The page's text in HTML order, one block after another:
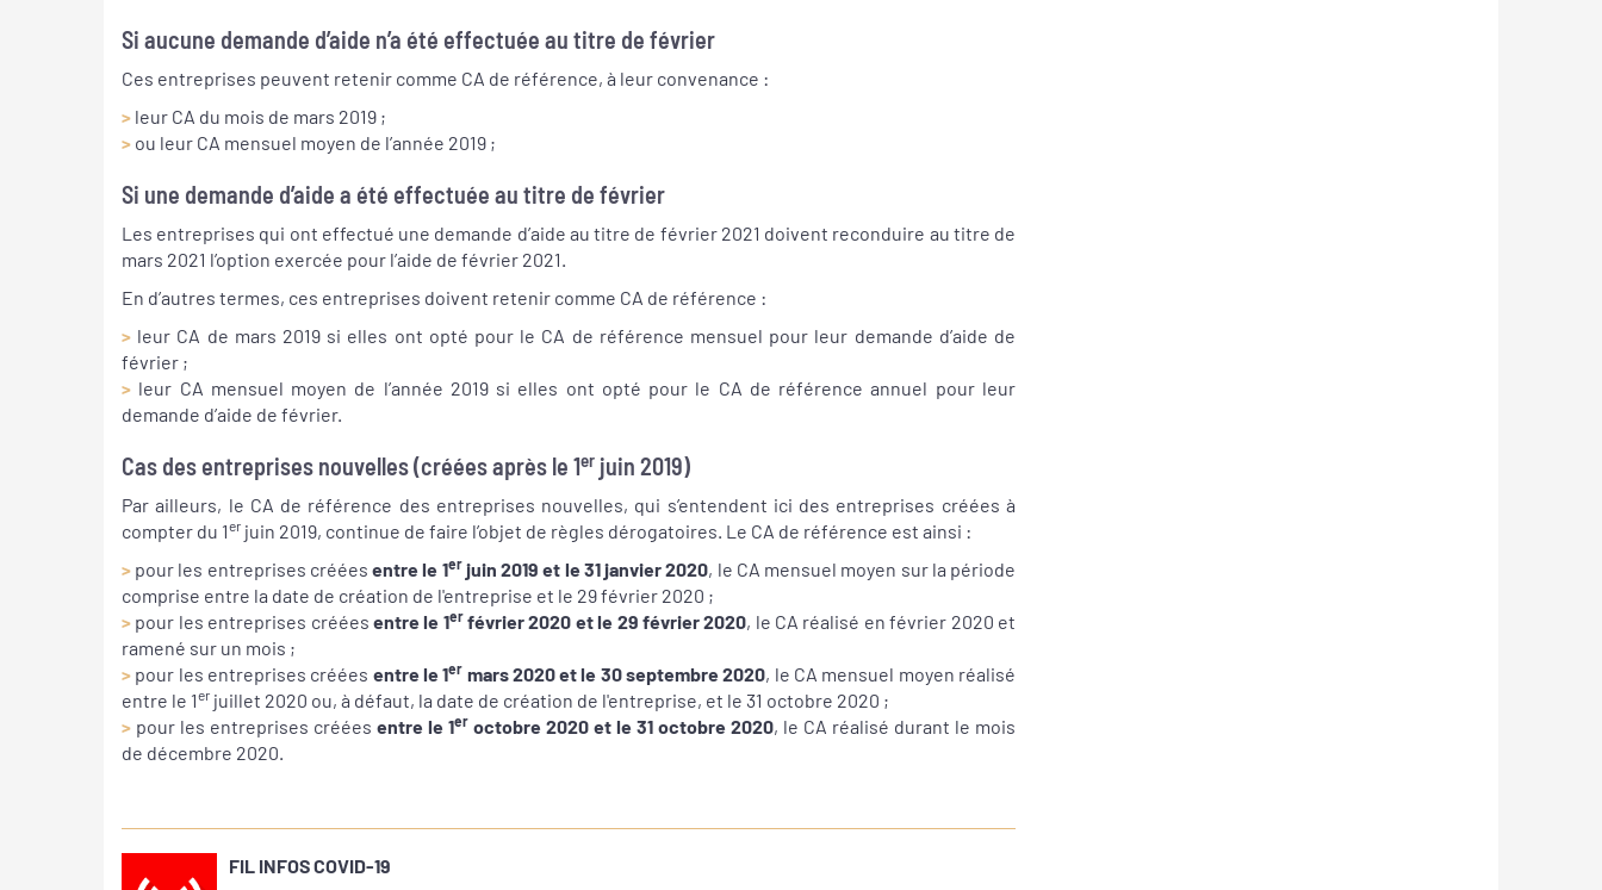
Si aucune demande d’aide n’a été effectuée au titre de février
Ces entreprises peuvent retenir comme CA de référence, à leur convenance :
> leur CA du mois de mars 2019 ;
> ou leur CA mensuel moyen de l’année 2019 ;
Si une demande d’aide a été effectuée au titre de février
Les entreprises qui ont effectué une demande d’aide au titre de février 2021 doivent reconduire au titre de
mars 2021 l’option exercée pour l’aide de février 2021.
En d’autres termes, ces entreprises doivent retenir comme CA de référence :
> leur CA de mars 2019 si elles ont opté pour le CA de référence mensuel pour leur demande d’aide de
février ;
> leur CA mensuel moyen de l’année 2019 si elles ont opté pour le CA de référence annuel pour leur
demande d’aide de février.
Cas des entreprises nouvelles (créées après le 1er juin 2019)
Par ailleurs, le CA de référence des entreprises nouvelles, qui s’entendent ici des entreprises créées à
compter du 1er juin 2019, continue de faire l’objet de règles dérogatoires. Le CA de référence est ainsi :
> pour les entreprises crééesentre le 1erjuin 2019 et le 31 janvier 2020, le CA mensuel moyen sur la période
comprise entre la date de création de l'entreprise et le 29 février 2020 ;
> pour les entreprises créées entre le 1erfévrier 2020 et le 29 février 2020, le CA réalisé en février 2020 et
ramené sur un mois ;
> pour les entreprises créées entre le 1er mars 2020 et le 30 septembre 2020, le CA mensuel moyen réalisé
entre le 1er juillet 2020 ou, à défaut, la date de création de l'entreprise, et le 31 octobre 2020 ;
> pour les entreprises créées entre le 1er octobre 2020 et le 31 octobre 2020, le CA réalisé durant le mois
de décembre 2020.
FIL INFOS COVID-19